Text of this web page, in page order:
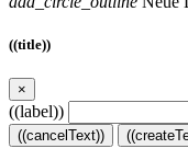
((title))
×
((label))
((cancelText))